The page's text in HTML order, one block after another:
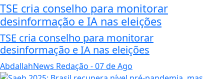
TSE cria conselho para monitorar
desinformação e IA nas eleições
TSE cria conselho para monitorar
desinformação e IA nas eleições
AbdallahNews Redação - 07 de Ago